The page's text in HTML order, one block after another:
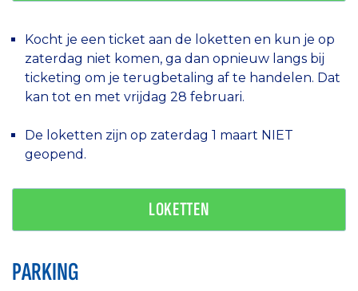
Kocht je een ticket aan de loketten en kun je op
zaterdag niet komen, ga dan opnieuw langs bij
ticketing om je terugbetaling af te handelen. Dat
kan tot en met vrijdag 28 februari.
De loketten zijn op zaterdag 1 maart NIET
geopend.
LOKETTEN
PARKING